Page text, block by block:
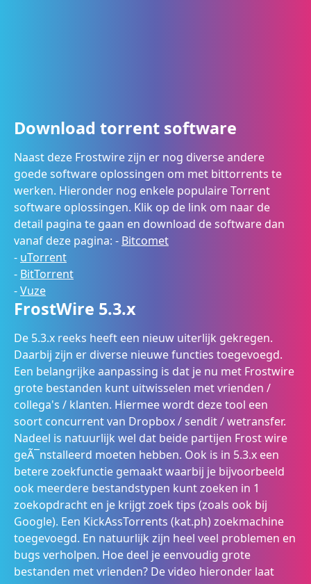
Download torrent software
Naast deze Frostwire zijn er nog diverse andere
goede software oplossingen om met bittorrents te
werken. Hieronder nog enkele populaire Torrent
software oplossingen. Klik op de link om naar de
detail pagina te gaan en download de software dan
vanaf deze pagina: - Bitcomet
- uTorrent
- BitTorrent
-Vuze
FrostWire 5.3.x
De 5.3.x reeks heeft een nieuw uiterlijk gekregen.
Daarbij zijn er diverse nieuwe functies toegevoegd.
Een belangrijke aanpassing is dat je nu met Frostwire
grote bestanden kunt uitwisselen met vrienden /
collega's / klanten. Hiermee wordt deze tool een
soort concurrent van Dropbox / sendit / wetransfer.
Nadeel is natuurlijk wel dat beide partijen Frost wire
geÃ¯nstalleerd moeten hebben. Ook is in 5.3.x een
betere zoekfunctie gemaakt waarbij je bijvoorbeeld
ook meerdere bestandstypen kunt zoeken in 1
zoekopdracht en je krijgt zoek tips (zoals ook bij
Google). Een KickAssTorrents (kat.ph) zoekmachine
toegevoegd. En natuurlijk zijn heel veel problemen en
bugs verholpen. Hoe deel je eenvoudig grote
bestanden met vrienden? De video hieronder laat